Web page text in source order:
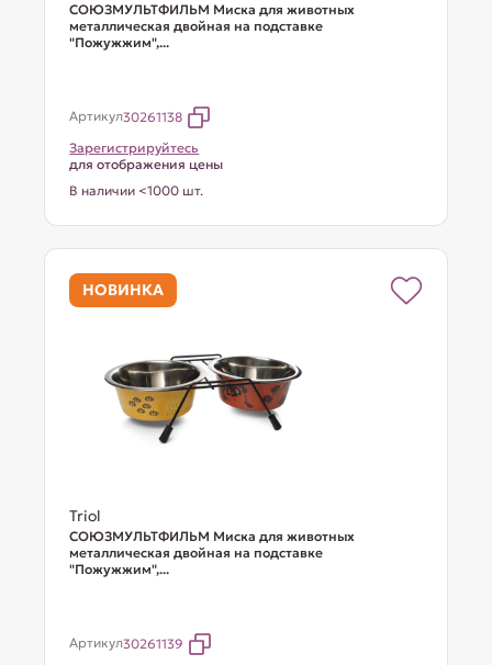
СОЮЗМУЛЬТФИЛЬМ Миска для животных
металлическая двойная на подставке
"Пожужжим",...
Артикул30261138
Зарегистрируйтесь
для отображения цены
В наличии <1000 шт.
НОВИНКА
Triol
СОЮЗМУЛЬТФИЛЬМ Миска для животных
металлическая двойная на подставке
"Пожужжим",...
Артикул30261139